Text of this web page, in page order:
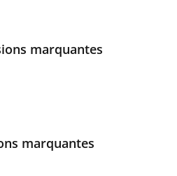
marquantes
marquantes